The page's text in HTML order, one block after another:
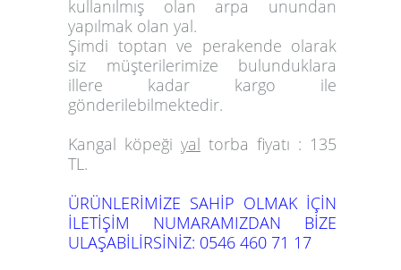
kullanılmış olan arpa unundan
yapılmak olan yal.
Şimdi toptan ve perakende olarak
siz müşterilerimize bulunduklara
illere kadar kargo ile
gönderilebilmektedir.
Kangal köpeği yal torba fiyatı : 135
TL.
ÜRÜNLERİMİZE SAHİP OLMAK İÇİN
İLETİŞİM NUMARAMIZDAN BİZE
ULAŞABİLİRSİNİZ: 0546 460 71 17